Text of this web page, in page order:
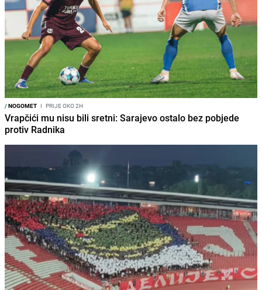
/NOGOMET I PRIJE OKO 2H
Vrapčići mu nisu bili sretni: Sarajevo ostalo bez pobjede
protiv Radnika